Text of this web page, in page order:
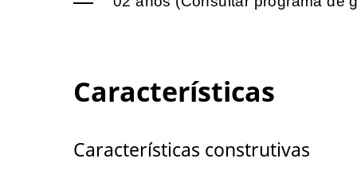
Características
Características construtivas